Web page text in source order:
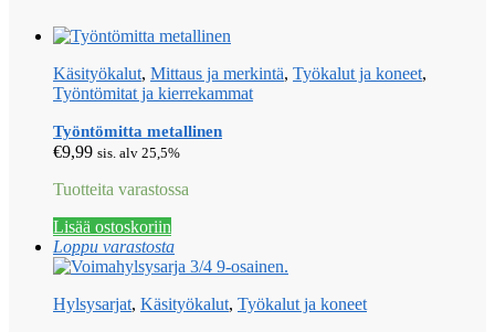
Käsityökalut, Mittaus ja merkintä, Työkalut ja koneet,
Työntömitat ja kierrekammat
Työntömitta metallinen
€9,99 sis. alv 25,5%
Tuotteita varastossa
Lisää ostoskoriin
Loppu varastosta
Hylsysarjat, Käsityökalut, Työkalut ja koneet